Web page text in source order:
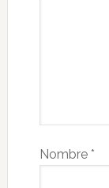
Nombre *